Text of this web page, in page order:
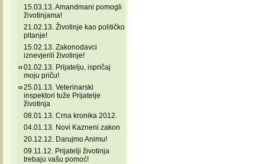
15.03.13. Amandmani pomogli
životinjama!
21.02.13. Životinje kao političko
pitanje!
15.02.13. Zakonodavci
iznevjerili životinje!
01.02.13. Prijatelju, ispričaj
moju priču!
25.01.13. Veterinarski
inspektori tuže Prijatelje
životinja
08.01.13. Crna kronika 2012.
04.01.13. Novi Kazneni zakon
20.12.12. Darujmo Animu!
09.11.12. Prijatelji životinja
trebaju vašu pomoć!